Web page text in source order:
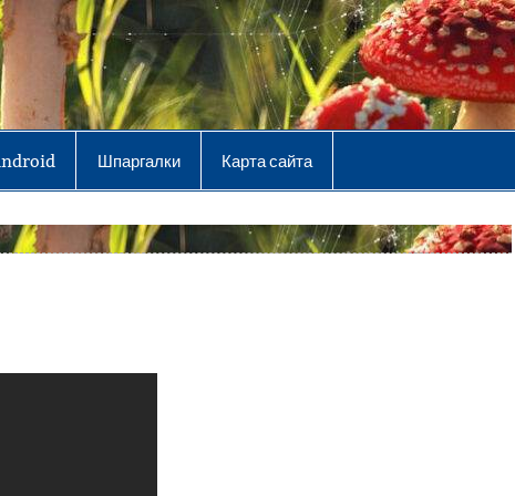
Шпаргалки Карта сайта